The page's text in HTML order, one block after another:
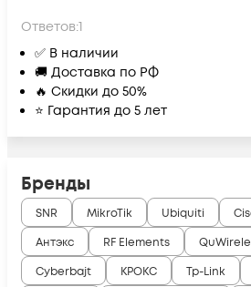
Ответов:1
✅ В наличии
🚚 Доставка по РФ
🔥 Скидки до 50%
⭐ Гарантия до 5 лет
Бренды
SNR MikroTik Ubiquiti
Антэкс
RF Elements
Cyberbajt
КРОКС Tp-Link